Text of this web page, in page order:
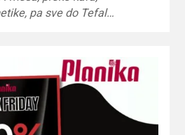
pa sve do Tefal…